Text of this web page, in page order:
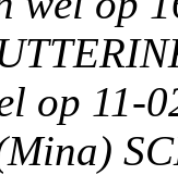
op 11-